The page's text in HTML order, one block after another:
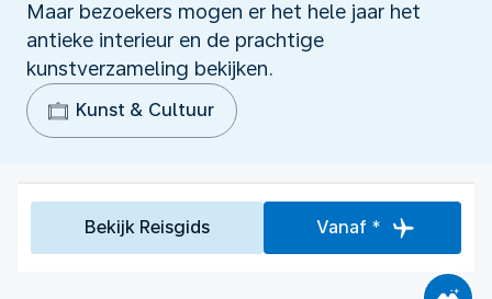
Maar bezoekers mogen er het hele jaar het
antieke interieur en de prachtige
kunstverzameling bekijken.
Kunst & Cultuur
Bekijk Reisgids Vanaf *